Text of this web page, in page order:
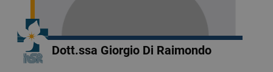
Dott.ssa Giorgio Di Raimondo